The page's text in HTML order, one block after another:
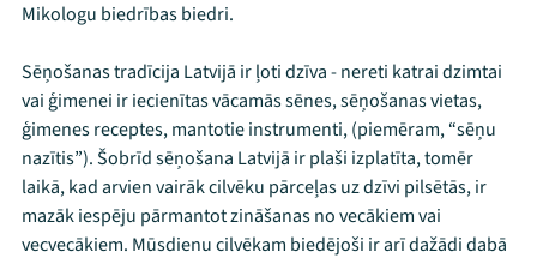
Mikologu biedrības biedri.
Sēņošanas tradīcija Latvijā ir ļoti dzīva - nereti katrai dzimtai
vai ģimenei ir iecienītas vācamās sēnes, sēņošanas vietas,
ģimenes receptes, mantotie instrumenti, (piemēram, “sēņu
nazītis”). Šobrīd sēņošana Latvijā ir plaši izplatīta, tomēr
laikā, kad arvien vairāk cilvēku pārceļas uz dzīvi pilsētās, ir
mazāk iespēju pārmantot zināšanas no vecākiem vai
vecvecākiem. Mūsdienu cilvēkam biedējoši ir arī dažādi dabā